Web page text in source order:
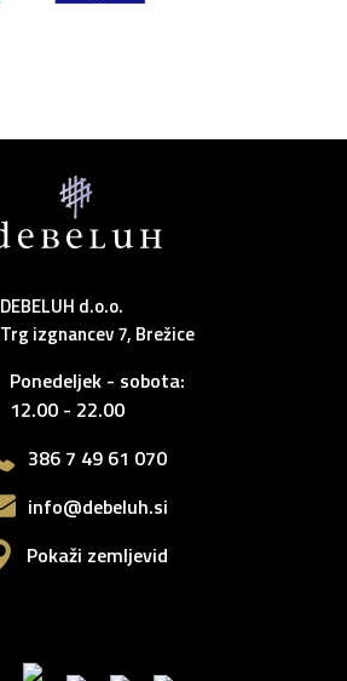
DEBELUH d.o.o.
Trg izgnancev 7, Brežice
Ponedeljek - sobota:
12.00 - 22.00
386 7 49 61 070
info@debeluh.si
Pokaži zemljevid